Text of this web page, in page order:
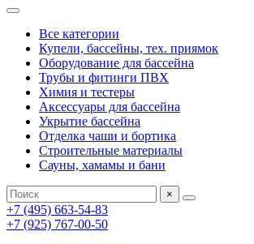
Все категории
Купели, бассейны, тех. приямок
Оборудование для бассейна
Трубы и фитинги ПВХ
Химия и тестеры
Аксессуары для бассейна
Укрытие бассейна
Отделка чаши и бортика
Строительные материалы
Сауны, хамамы и бани
×
+7 (495) 663-54-83
+7 (925) 767-00-50